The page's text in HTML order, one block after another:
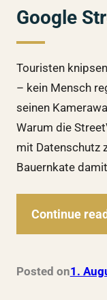
Google
Touristen
– kein Mensch
seinen
Warum die
mit Datenschutz
Bauernkate
Continue
Posted on1.